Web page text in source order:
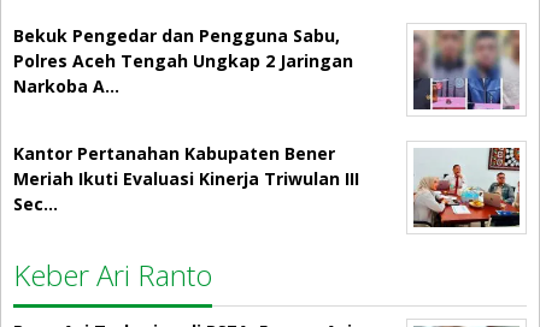
Bekuk Pengedar dan Pengguna Sabu,
Polres Aceh Tengah Ungkap 2 Jaringan
Narkoba A…
Kantor Pertanahan Kabupaten Bener
Meriah Ikuti Evaluasi Kinerja Triwulan III
Sec…
Keber Ari Ranto